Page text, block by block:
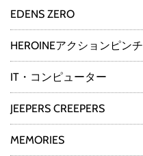
EDENS ZERO
HEROINEアクションピンチ
IT・コンピューター
JEEPERS CREEPERS
MEMORIES